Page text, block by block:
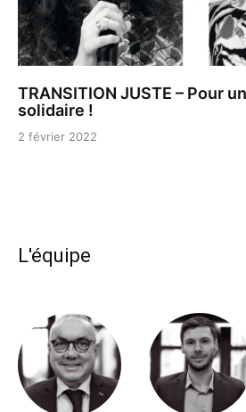
TRANSITION JUSTE – Pour
solidaire !
2 février 2022
L'équipe